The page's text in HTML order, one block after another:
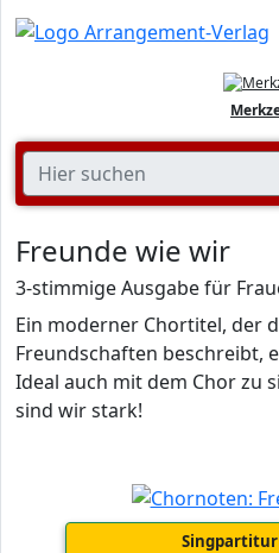
Freunde wie wir
3-stimmige Ausgabe für
Ein moderner Chortitel, der
Freundschaften beschreibt,
Ideal auch mit dem Chor zu
sind wir stark!